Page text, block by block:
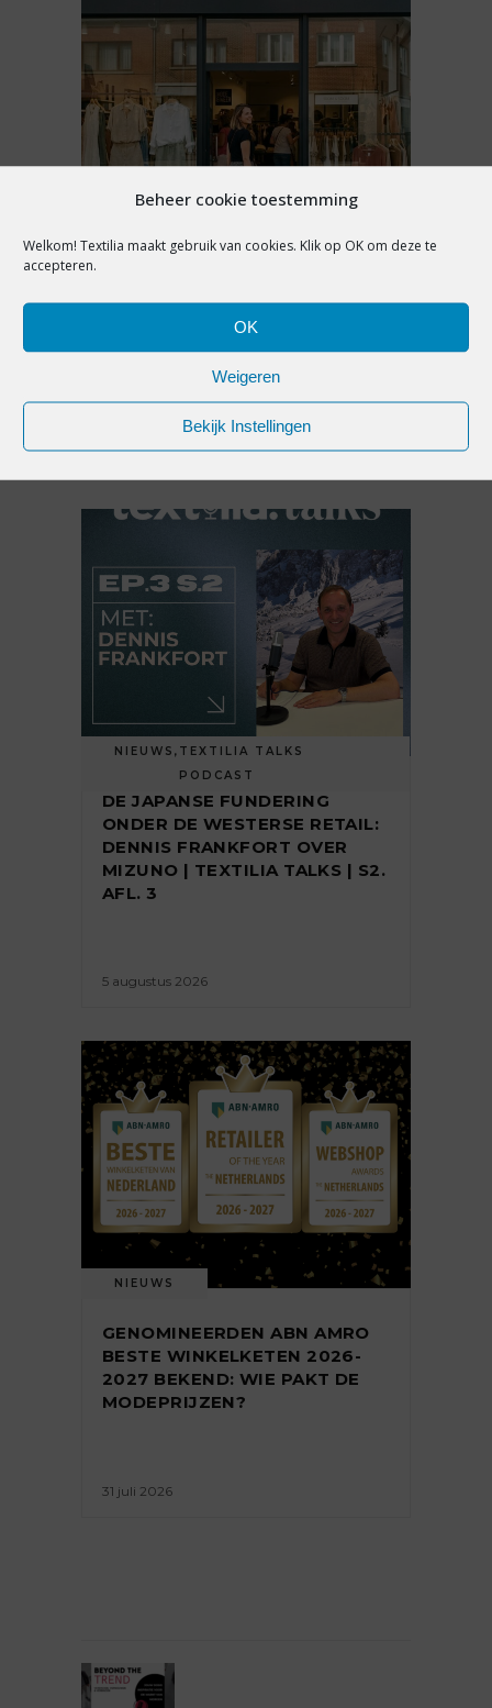
Beheer cookie toestemming
Welkom! Textilia maakt gebruik van cookies. Klik op OK om deze te
accepteren.
OK
Weigeren
Bekijk Instellingen
NIEUWS
GEVESTIGD OP
7 augustus 2026
NIEUWS , TEXTILIA TALKS
PODCAST
DE JAPANSE FUNDERING
ONDER DE WESTERSE RETAIL:
DENNIS FRANKFORT OVER
MIZUNO | TEXTILIA TALKS | S2.
AFL. 3
5 augustus 2026
NIEUWS
GENOMINEERDEN ABN AMRO
BESTE WINKELKETEN 2026-
2027 BEKEND: WIE PAKT DE
MODEPRIJZEN?
31 juli 2026